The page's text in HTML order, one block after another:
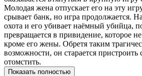
Молодая жена отпускает его на эту
срывает банк, но игра продолжается.
охота и его убивает наёмный убийца,
превращается в привидение, которое
кроме его жены. Обретя таким
возможности, он старается пристроить
отомстить.
Показать полностью